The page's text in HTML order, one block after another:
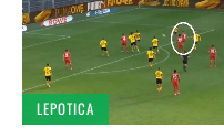
LEPOTICA